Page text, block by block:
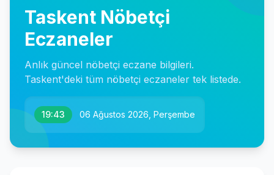
Taskent Nöbetçi
Eczaneler
Anlık güncel nöbetçi eczane bilgileri.
Taskent'deki tüm nöbetçi eczaneler tek listede.
19:43 06 Ağustos 2026, Perşembe